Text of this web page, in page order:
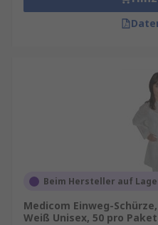
Beim Hersteller auf
Medicom Einweg-
Weiß Unisex, 50 pro